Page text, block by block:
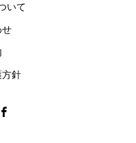
いて
せ
方針